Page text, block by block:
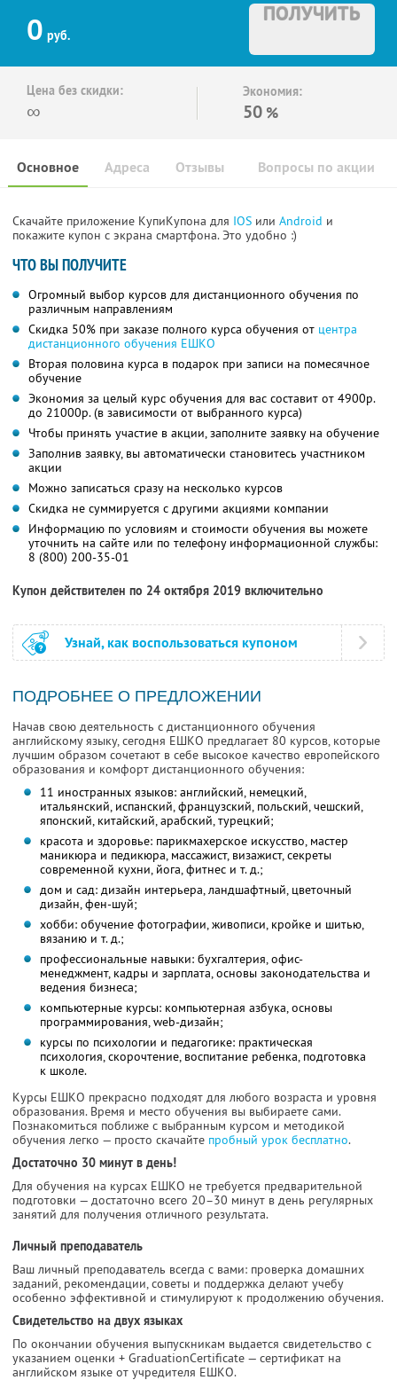
0 руб.
ПОЛУЧИТЬ
Цена без скидки:
∞
Экономия:
50 %
Основное Отзывы Вопросы по акции
Адреса
Скачайте приложение КупиКупона для IOS или Android и
покажите купон с экрана смартфона. Это удобно :)
ЧТО ВЫ ПОЛУЧИТЕ
Огромный выбор курсов для дистанционного обучения по
различным направлениям
Скидка 50% при заказе полного курса обучения от центра
дистанционного обучения ЕШКО
Вторая половина курса в подарок при записи на помесячное
обучение
Экономия за целый курс обучения для вас составит от 4900р.
до 21000р. (в зависимости от выбранного курса)
Чтобы принять участие в акции, заполните заявку на обучение
Заполнив заявку, вы автоматически становитесь участником
акции
Можно записаться сразу на несколько курсов
Скидка не суммируется с другими акциями компании
Информацию по условиям и стоимости обучения вы можете
уточнить на сайте или по телефону информационной службы:
8 (800) 200-35-01
Купон действителен по 24 октября 2019 включительно
Узнай, как воспользоваться купоном
ПОДРОБНЕЕ О ПРЕДЛОЖЕНИИ
Начав свою деятельность с дистанционного обучения
английскому языку, сегодня ЕШКО предлагает 80 курсов, которые
лучшим образом сочетают в себе высокое качество европейского
образования и комфорт дистанционного обучения:
11 иностранных языков: английский, немецкий,
итальянский, испанский, французский, польский, чешский,
японский, китайский, арабский, турецкий;
красота и здоровье: парикмахерское искусство, мастер
маникюра и педикюра, массажист, визажист, секреты
современной кухни, йога, фитнес и т. д.;
дом и сад: дизайн интерьера, ландшафтный, цветочный
дизайн, фен-шуй;
хобби: обучение фотографии, живописи, кройке и шитью,
вязанию и т. д.;
профессиональные навыки: бухгалтерия, офис-
менеджмент, кадры и зарплата, основы законодательства и
ведения бизнеса;
компьютерные курсы: компьютерная азбука, основы
программирования, web-дизайн;
курсы по психологии и педагогике: практическая
психология, скорочтение, воспитание ребенка, подготовка
к школе.
Курсы ЕШКО прекрасно подходят для любого возраста и уровня
образования. Время и место обучения вы выбираете сами.
Познакомиться поближе с выбранным курсом и методикой
обучения легко — просто скачайте пробный урок бесплатно.
Достаточно 30 минут в день!
Для обучения на курсах ЕШКО не требуется предварительной
подготовки — достаточно всего 20–30 минут в день регулярных
занятий для получения отличного результата.
Личный преподаватель
Ваш личный преподаватель всегда с вами: проверка домашних
заданий, рекомендации, советы и поддержка делают учебу
особенно эффективной и стимулируют к продолжению обучения.
Свидетельство на двух языках
По окончании обучения выпускникам выдается свидетельство с
указанием оценки + GraduationCertificate — сертификат на
английском языке от учредителя ЕШКО.